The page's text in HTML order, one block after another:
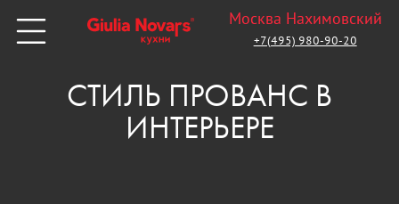
Москва Нахимовский
+7(495) 980-90-20
СТИЛЬ ПРОВАНС В
ИНТЕРЬЕРЕ